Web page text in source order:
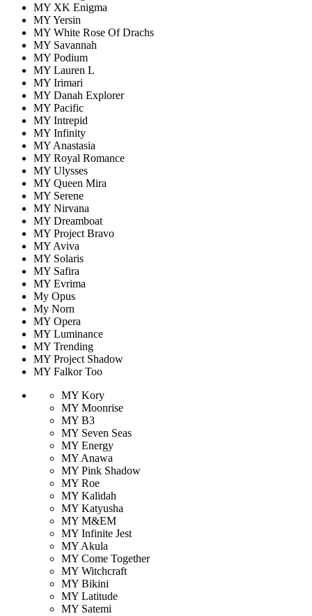
MY XK Enigma
MY Yersin
MY White Rose Of Drachs
MY Savannah
MY Podium
MY Lauren L
MY Irimari
MY Danah Explorer
MY Pacific
MY Intrepid
MY Infinity
MY Anastasia
MY Royal Romance
MY Ulysses
MY Queen Mira
MY Serene
MY Nirvana
MY Dreamboat
MY Project Bravo
MY Aviva
MY Solaris
MY Safira
MY Evrima
My Opus
My Norn
MY Opera
MY Luminance
MY Trending
MY Project Shadow
MY Falkor Too
MY Kory
MY Moonrise
MY B3
MY Seven Seas
MY Energy
MY Anawa
MY Pink Shadow
MY Roe
MY Kalidah
MY Katyusha
MY M&EM
MY Infinite Jest
MY Akula
MY Come Together
MY Witchcraft
MY Bikini
MY Latitude
MY Satemi